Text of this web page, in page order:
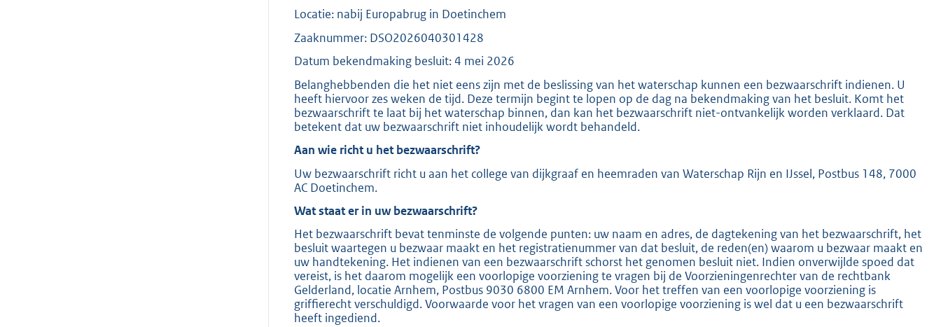
:
2
0
b
Locatie: nabij Europabrug in Doetinchem
Zaaknummer: DSO2026040301428
Datum bekendmaking besluit: 4 mei 2026
Belanghebbenden die het niet eens zijn met de beslissing van het waterschap kunnen een bezwaarschrift indienen. U
heeft hiervoor zes weken de tijd. Deze termijn begint te lopen op de dag na bekendmaking van het besluit. Komt het
bezwaarschrift te laat bij het waterschap binnen, dan kan het bezwaarschrift niet-ontvankelijk worden verklaard. Dat
betekent dat uw bezwaarschrift niet inhoudelijk wordt behandeld.
Aan wie richt u het bezwaarschrift?
Uw bezwaarschrift richt u aan het college van dijkgraaf en heemraden van Waterschap Rijn en IJssel, Postbus 148, 7000
AC Doetinchem.
Wat staat er in uw bezwaarschrift?
Het bezwaarschrift bevat tenminste de volgende punten: uw naam en adres, de dagtekening van het bezwaarschrift, het
besluit waartegen u bezwaar maakt en het registratienummer van dat besluit, de reden(en) waarom u bezwaar maakt en
uw handtekening. Het indienen van een bezwaarschrift schorst het genomen besluit niet. Indien onverwijlde spoed dat
vereist, is het daarom mogelijk een voorlopige voorziening te vragen bij de Voorzieningenrechter van de rechtbank
Gelderland, locatie Arnhem, Postbus 9030 6800 EM Arnhem. Voor het treffen van een voorlopige voorziening is
griffierecht verschuldigd. Voorwaarde voor het vragen van een voorlopige voorziening is wel dat u een bezwaarschrift
heeft ingediend.